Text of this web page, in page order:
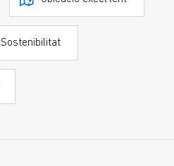
Sostenibilitat